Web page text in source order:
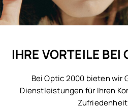
IHRE VORTEILE
Bei Optic 2000 bieten wir
Dienstleistungen für Ihren